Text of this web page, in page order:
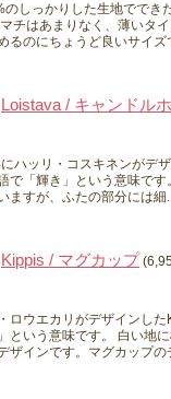
のしっかりした生地ででき
チはあまりなく、薄いタ
るのにちょうど良いサイズ
Loistava / キャンドル
ハッリ・コスキネンがデ
で「輝き」という意味で
ますが、ふたの部分には細
Kippis / マグカップ
ロウエカリがデザインし
という意味です。 白い地
ザインです。マグカップの